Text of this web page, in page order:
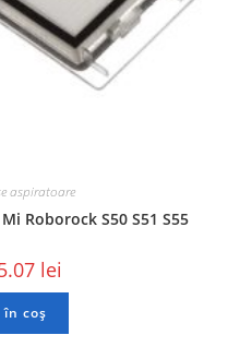
aspiratoare
Roborock S50 S51 S55
lei
în coș